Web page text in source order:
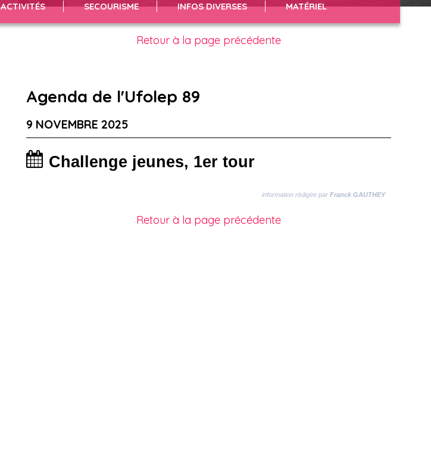
ACTIVITÉS SECOURISME INFOS DIVERSES MATÉRIEL
Retour à la page précédente
Agenda de l'Ufolep 89
9 NOVEMBRE 2025
Challenge jeunes, 1er tour
information rédigée par Franck GAUTHEY
Retour à la page précédente